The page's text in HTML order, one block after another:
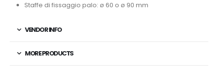
Staffe di fissaggio palo: ø 60 o ø 90 mm
VENDOR INFO
MORE PRODUCTS